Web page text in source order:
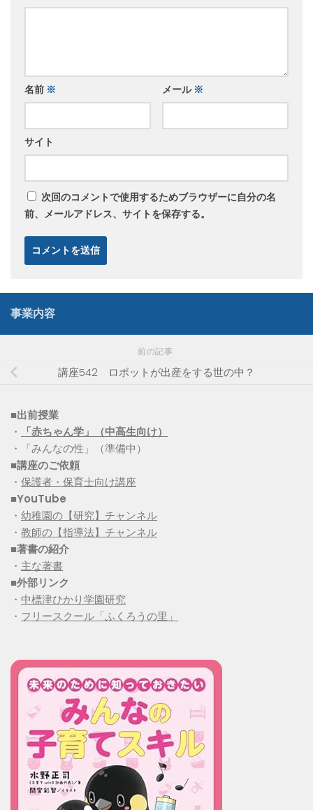
名前 ※ メール ※
サイト
次回のコメントで使用するためブラウザーに自分の名
前、メールアドレス、サイトを保存する。
事業内容
前の記事
講座542 ロボットが出産をする世の中？
■出前授業
・
「赤ちゃん学」（中高生向け）
・「みんなの性」（準備中）
■講座のご依頼
・ 保護者・保育士向け講座
■YouTube
・ 幼稚園の【研究】チャンネル
・ 教師の【指導法】チャンネル
■著書の紹介
・ 主な著書
■外部リンク
・ 中標津ひかり学園研究
・ フリースクール「ふくろうの里」